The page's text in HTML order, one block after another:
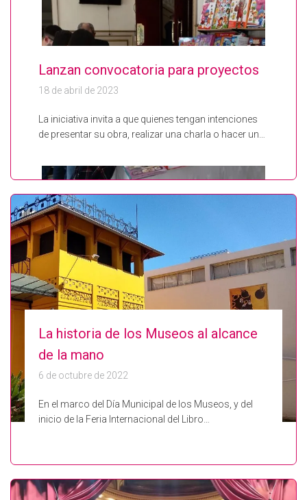
Lanzan convocatoria para proyectos
18 de abril de 2023
La iniciativa invita a que quienes tengan intenciones
de presentar su obra, realizar una charla o hacer un…
La historia de los Museos al alcance
de la mano
6 de octubre de 2022
En el marco del Día Municipal de los Museos, y del
inicio de la Feria Internacional del Libro…